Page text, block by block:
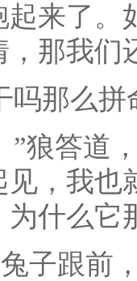
来了。
那我们
吗那么拼
”狼答道
，我也
什么它
子跟前